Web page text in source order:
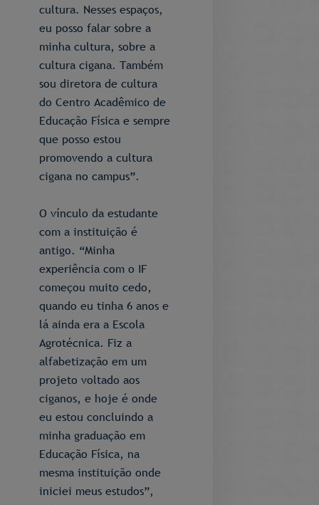
cultura. Nesses espaços,
eu posso falar sobre a
minha cultura, sobre a
cultura cigana. Também
sou diretora de cultura
do Centro Acadêmico de
Educação Física e sempre
que posso estou
promovendo a cultura
cigana no campus”.
O vínculo da estudante
com a instituição é
antigo. “Minha
experiência com o IF
começou muito cedo,
quando eu tinha 6 anos e
lá ainda era a Escola
Agrotécnica. Fiz a
alfabetização em um
projeto voltado aos
ciganos, e hoje é onde
eu estou concluindo a
minha graduação em
Educação Física, na
mesma instituição onde
iniciei meus estudos”,